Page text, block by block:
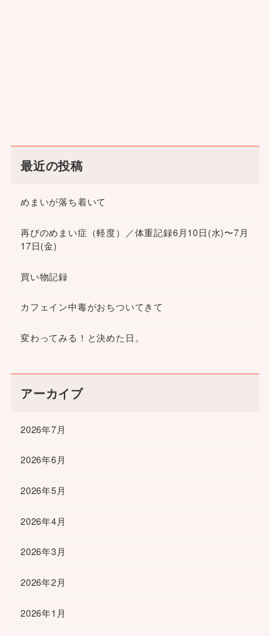
最近の投稿
めまいが落ち着いて
再びのめまい症（軽度）／体重記録6月10日(水)〜7月
17日(金)
買い物記録
カフェイン中毒がおちついてきて
変わってみる！と決めた日。
アーカイブ
2026年7月
2026年6月
2026年5月
2026年4月
2026年3月
2026年2月
2026年1月